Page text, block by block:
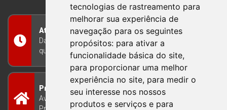
tecnologias de rastreamento para
melhorar sua experiência de
navegação para os seguintes
propósitos: para ativar a
funcionalidade básica do site,
para proporcionar uma melhor
experiência no site, para medir o
seu interesse nos nossos
produtos e serviços e para
Atendimento
Das 8h às 12h e das 13h às 17h30, de segunda a
quinta-feira, e nas sextas-feiras das 7h às 13h
Prefeitura Municipal
Avenida Guilherme Winter 65 - Centro Bom